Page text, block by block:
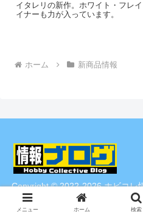
イタレリの新作。ホワイト・フレイ
イナーも力が入っています。
ホーム 新商品情報
Copyright © 2022-2026 ホビコレ
メニュー ホーム 検索